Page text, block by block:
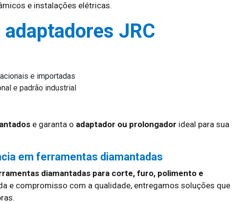
e instalações elétricas.
JRC
e importadas
e padrão industrial
e garanta o adaptador ou prolongador ideal para sua
em ferramentas diamantadas
diamantadas para corte, furo, polimento e
e compromisso com a qualidade, entregamos soluções que